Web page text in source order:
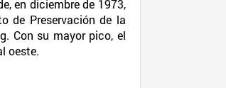
en diciembre de 1973,
de Preservación de la
Con su mayor pico, el
oeste.